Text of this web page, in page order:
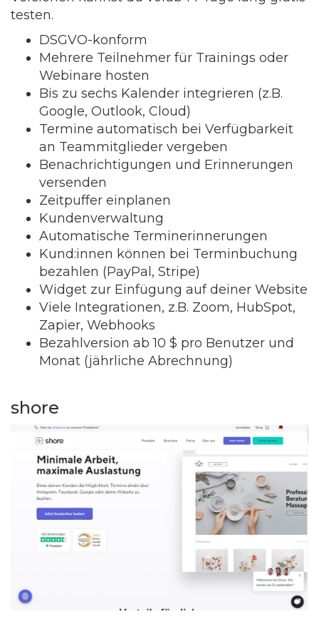
testen.
DSGVO-konform
Mehrere Teilnehmer für Trainings oder
Webinare hosten
Bis zu sechs Kalender integrieren (z.B.
Google, Outlook, Cloud)
Termine automatisch bei Verfügbarkeit
an Teammitglieder vergeben
Benachrichtigungen und Erinnerungen
versenden
Zeitpuffer einplanen
Kundenverwaltung
Automatische Terminerinnerungen
Kund:innen können bei Terminbuchung
bezahlen (PayPal, Stripe)
Widget zur Einfügung auf deiner Website
Viele Integrationen, z.B. Zoom, HubSpot,
Zapier, Webhooks
Bezahlversion ab 10 $ pro Benutzer und
Monat (jährliche Abrechnung)
shore